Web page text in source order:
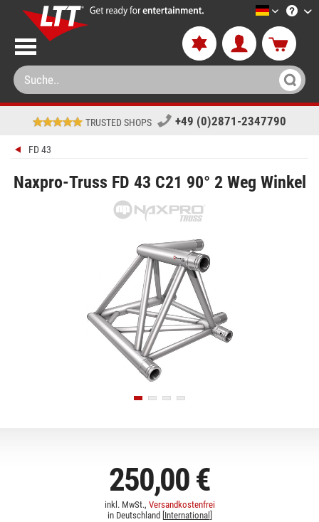
LTT-
TRUSTED SHOPS +49 (0)2871-2347790
FD 43
Naxpro-Truss FD 43 C21 90° 2 Weg Winkel
250,00 €
inkl. MwSt., Versandkostenfrei
in Deutschland [ International